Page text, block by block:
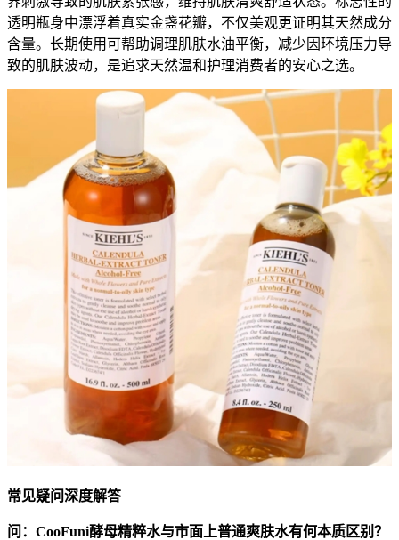
透明瓶身中漂浮着真实金盏花瓣，不仅美观更证明其天然成分
含量。长期使用可帮助调理肌肤水油平衡，减少因环境压力导
致的肌肤波动，是追求天然温和护理消费者的安心之选。
常见疑问深度解答
问：CooFuni酵母精粹水与市面上普通爽肤水有何本质区别？